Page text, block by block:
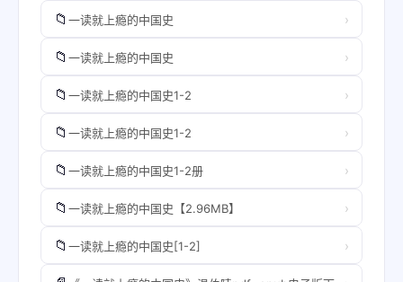
📁 一读就上瘾的中国史 ›
📁 一读就上瘾的中国史 ›
📁 一读就上瘾的中国史1-2 ›
📁 一读就上瘾的中国史1-2 ›
📁 一读就上瘾的中国史1-2册 ›
📁 一读就上瘾的中国史【2.96MB】 ›
📁 一读就上瘾的中国史[1-2] ›